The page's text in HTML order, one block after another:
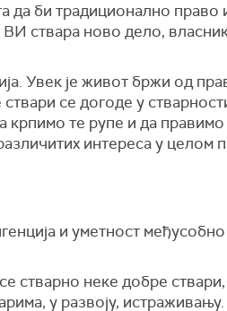
да би традиционално право
ствара ново дело,
Увек је живот бржи од
се догоде у
те рупе и да правимо
интереса у целом
и уметност
стварно неке добре
у развоју,